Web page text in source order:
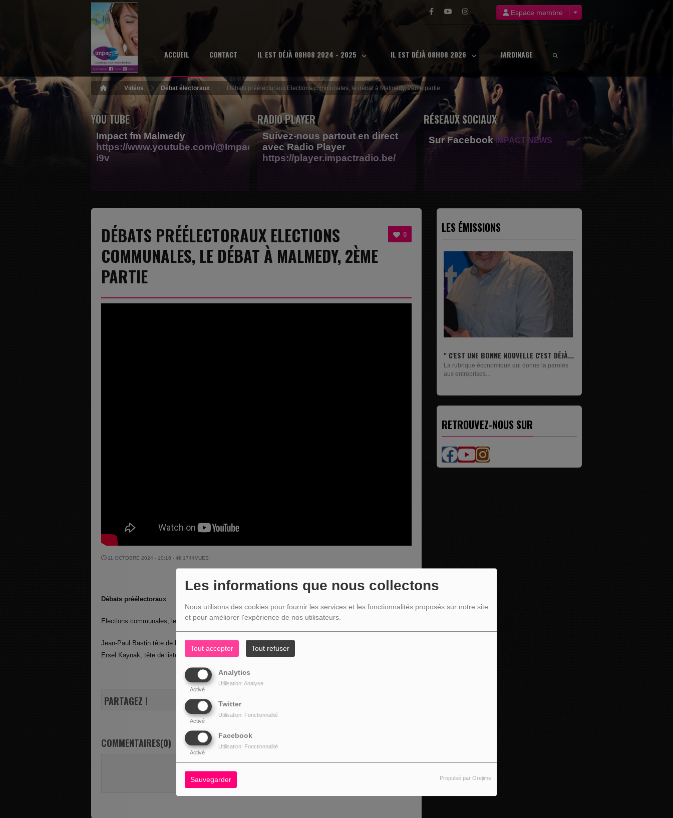
Les informations que nous collectons
Nous utilisons des cookies pour fournir les services et les fonctionnalités proposés sur notre site
et pour améliorer l'expérience de nos utilisateurs.
Tout accepter Tout refuser
Analytics
Activé
Utilisation: Analyse
Twitter
Activé
Utilisation: Fonctionnalité
Facebook
Activé
Utilisation: Fonctionnalité
Sauvegarder Propulsé par Orejime
Espace membre
ACCUEIL CONTACT IL EST DÉJÀ 08H08 2024 - 2025 IL EST DÉJÀ 08H08 2026 JARDINAGE
Vidéos Débat électoraux Débats préélectoraux Elections communales, le débat à Malmedy, 2ème partie
YOU TUBE
Impact fm Malmedy
https://www.youtube.com/@Impactfm-
i9v
RADIO PLAYER
Suivez-nous partout en direct
avec Radio Player
https://player.impactradio.be/
RÉSEAUX SOCIAUX
Sur Facebook IMPACT NEWS
0
DÉBATS PRÉÉLECTORAUX ELECTIONS
COMMUNALES, LE DÉBAT À MALMEDY, 2ÈME
PARTIE
11 OCTOBRE 2024 - 10:16 - 1744VUES
Débats préélectoraux
Elections communales, le débat à Malmedy, 2ème partie, avec:
Jean-Paul Bastin tête de liste Alternative, André Denis tête de liste Ensemble Changeons Malmedy et
Ersel Kaynak, tête de liste Progrès (1ère partie)
PARTAGEZ !
COMMENTAIRES(0)
SE CONNECTER
LES ÉMISSIONS
" C'EST UNE BONNE NOUVELLE C'EST DÉJÀ...
La rubrique économique qui donne la paroles
LIVRES
Un lundi sur deux, Maxime Janssens vous
RETROUVEZ-NOUS SUR